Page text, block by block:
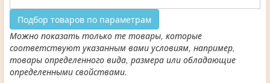
Подбор товаров по параметрам
Можно показать только те товары, которые
соответствуют указанным вами условиям, например,
товары определенного вида, размера или обладающие
определенными свойствами.